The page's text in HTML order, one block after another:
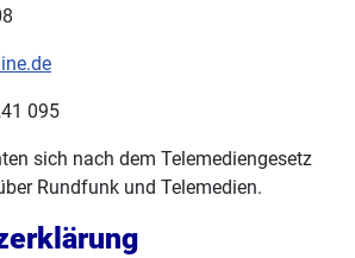
095
sich nach dem Telemediengesetz
Rundfunk und Telemedien.